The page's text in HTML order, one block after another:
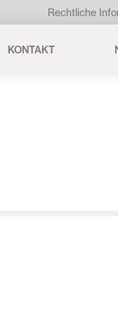
Rechtliche
KONTAKT